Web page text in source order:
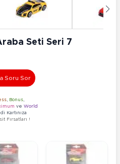
Seti Seri 7
Soru Sor
Bonus
ve World
Kartınıza
Fırsatları !